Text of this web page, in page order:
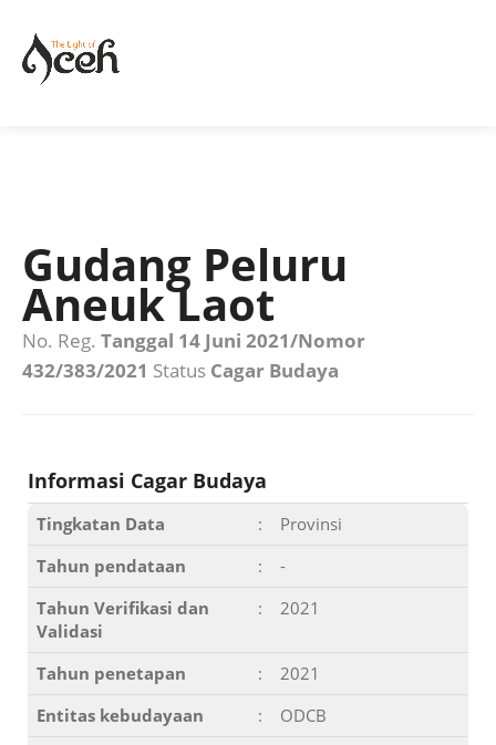
Gudang Peluru
Aneuk Laot
No. Reg. Tanggal 14 Juni 2021/Nomor
432/383/2021 Status Cagar Budaya
Informasi Cagar Budaya
Tingkatan Data :
Provinsi
Tahun pendataan
:
-
Tahun Verifikasi dan
Validasi
: 2021
Tahun penetapan :
2021
Entitas kebudayaan
:
ODCB